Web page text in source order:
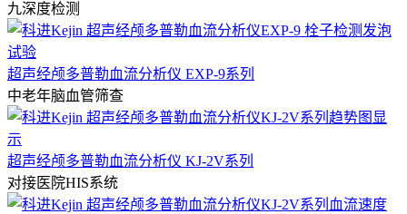
九深度检测
超声经颅多普勒血流分析仪 EXP-9系列
中老年脑血管筛查
超声经颅多普勒血流分析仪 KJ-2V系列
对接医院HIS系统